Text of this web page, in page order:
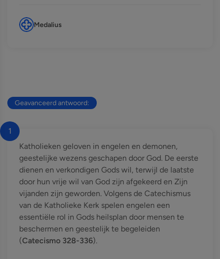
Medalius
Geavanceerd antwoord:
1
Katholieken geloven in engelen en demonen,
geestelijke wezens geschapen door God. De eerste
dienen en verkondigen Gods wil, terwijl de laatste
door hun vrije wil van God zijn afgekeerd en Zijn
vijanden zijn geworden. Volgens de Catechismus
van de Katholieke Kerk spelen engelen een
essentiële rol in Gods heilsplan door mensen te
beschermen en geestelijk te begeleiden
(Catecismo 328-336).